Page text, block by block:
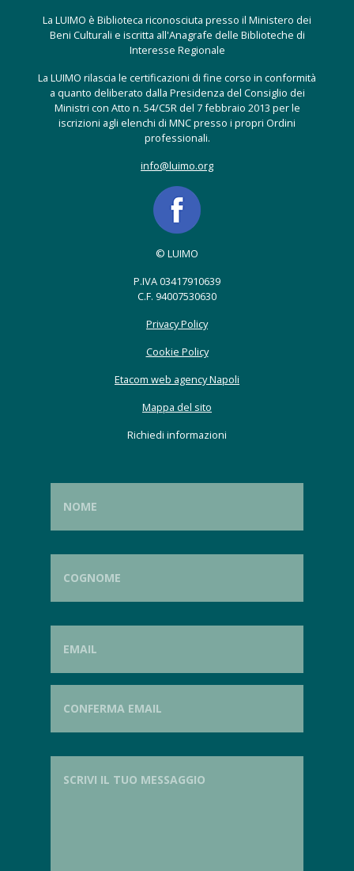
La LUIMO è Biblioteca riconosciuta presso il Ministero dei
Beni Culturali e iscritta all'Anagrafe delle Biblioteche di
Interesse Regionale
La LUIMO rilascia le certificazioni di fine corso in conformità
a quanto deliberato dalla Presidenza del Consiglio dei
Ministri con Atto n. 54/C5R del 7 febbraio 2013 per le
iscrizioni agli elenchi di MNC presso i propri Ordini
professionali.
info@luimo.org
© LUIMO
P.IVA 03417910639
C.F. 94007530630
Privacy Policy
Cookie Policy
Etacom web agency Napoli
Mappa del sito
Richiedi informazioni